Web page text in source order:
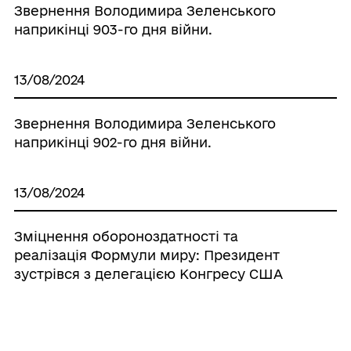
Звернення Володимира Зеленського
наприкінці 903-го дня війни.
13/08/2024
Звернення Володимира Зеленського
наприкінці 902-го дня війни.
13/08/2024
Зміцнення обороноздатності та
реалізація Формули миру: Президент
зустрівся з делегацією Конгресу США